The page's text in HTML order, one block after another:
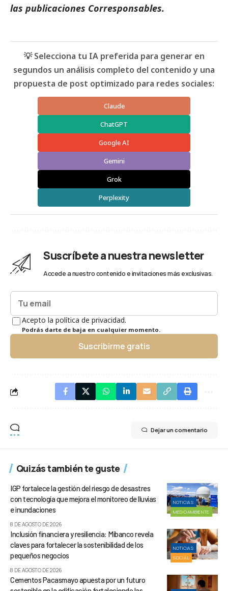
las publicaciones Corresponsables.
💡 Selecciona tu IA preferida para generar en
segundos un análisis completo del contenido y una
propuesta de post optimizado para redes sociales:
Claude
ChatGPT
Google AI
Gemini
Grok
Perplexity
Suscríbete a nuestra newsletter
Accede a nuestro contenido e invitaciones más exclusivas.
Acepto la política de privacidad.
Podrás darte de baja en cualquier momento.
Suscribirme gratis
Dejar un comentario
Quizás también te guste
NOTICIAS
MEDIOAMBIENTE
IGP fortalece la gestión del riesgo de desastres
con tecnología que mejora el monitoreo de lluvias
e inundaciones
8 DE AGOSTO DE 2026
NOTICIAS
SOCIAL
Inclusión financiera y resiliencia: Mibanco revela
claves para fortalecer la sostenibilidad de los
pequeños negocios
8 DE AGOSTO DE 2026
Cementos Pacasmayo apuesta por un futuro